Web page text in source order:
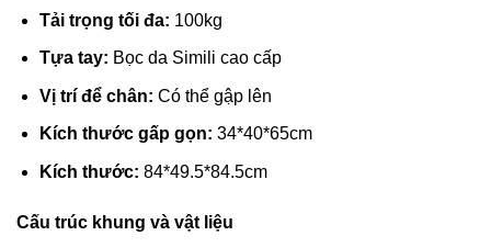
Tải trọng tối đa: 100kg
Tựa tay: Bọc da Simili cao cấp
Vị trí để chân: Có thể gập lên
Kích thước gấp gọn: 34*40*65cm
Kích thước: 84*49.5*84.5cm
Cấu trúc khung và vật liệu